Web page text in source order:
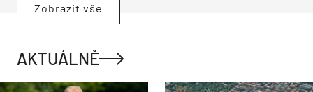
Zobrazit vše
AKTUÁLNĚ